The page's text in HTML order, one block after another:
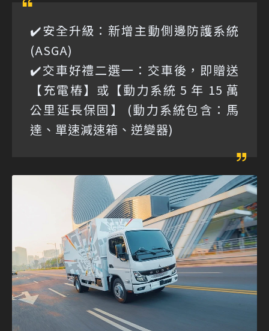
✔️安全升級：新增主動側邊防護系統
(ASGA)
✔️交車好禮二選一：交車後，即贈送
【充電樁】或【動力系統 5 年 15 萬
公里延長保固】 (動力系統包含：馬
達、單速減速箱、逆變器)